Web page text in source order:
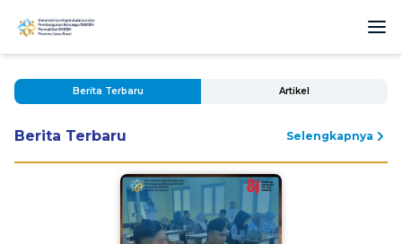
Berita Terbaru Artikel
Berita Terbaru Selengkapnya